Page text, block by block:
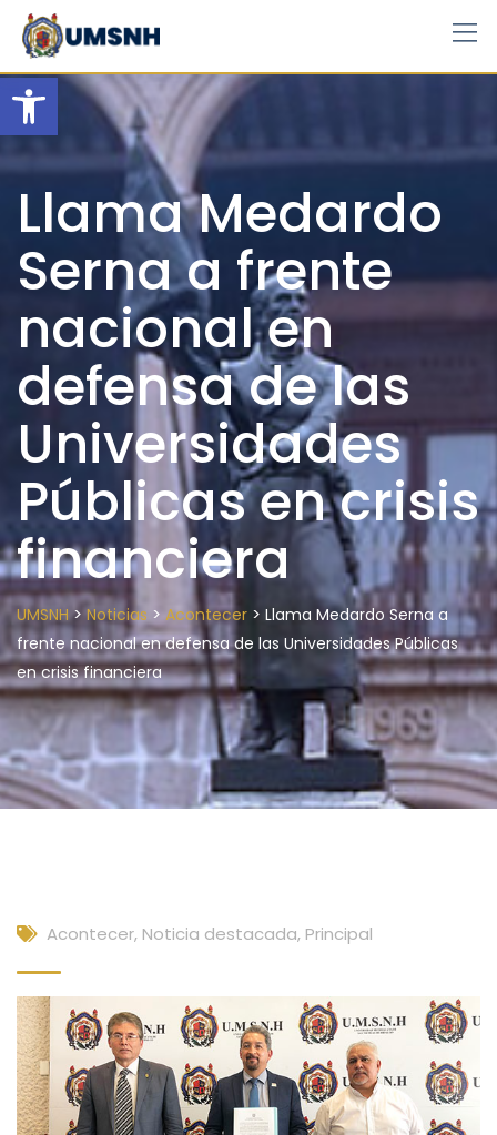
Open toolbar
Skip
content
Llama Medardo
Serna a frente
nacional en
defensa de las
Universidades
Públicas en crisis
financiera
UMSNH> Noticias > Acontecer > Llama Medardo Serna a
frente nacional en defensa de las Universidades Públicas
en crisis financiera
Acontecer, Noticia destacada, Principal